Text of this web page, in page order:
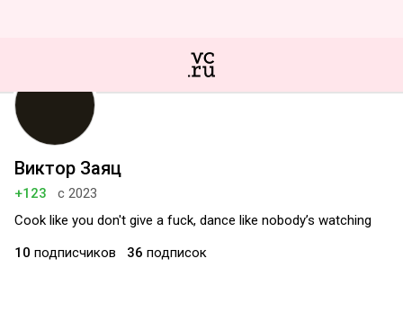
Виктор Заяц
+123
с 2023
Cook like you don't give a fuck, dance like nobody’s watching
10 подписчиков 36 подписок